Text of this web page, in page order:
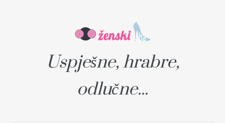
Uspješne, hrabre,
odlučne...